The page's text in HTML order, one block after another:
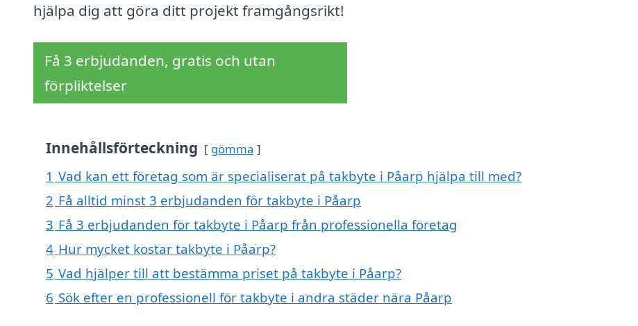
hjälpa dig att göra ditt projekt framgångsrikt!
Få 3 erbjudanden, gratis och utan
förpliktelser
Innehållsförteckning gömma
1 Vad kan ett företag som är specialiserat på takbyte i Påarp hjälpa till med?
2 Få alltid minst 3 erbjudanden för takbyte i Påarp
3 Få 3 erbjudanden för takbyte i Påarp från professionella företag
4 Hur mycket kostar takbyte i Påarp?
5 Vad hjälper till att bestämma priset på takbyte i Påarp?
6 Sök efter en professionell för takbyte i andra städer nära Påarp